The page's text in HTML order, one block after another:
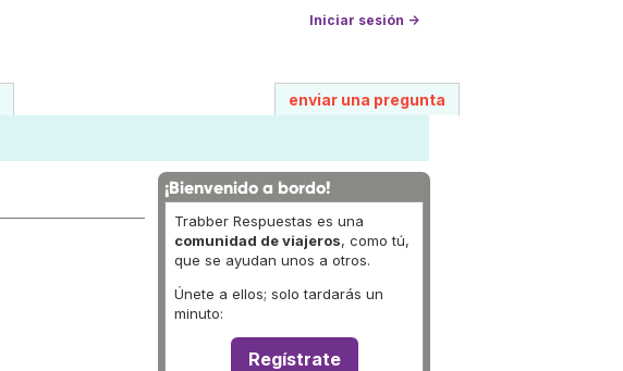
Iniciar sesión →
enviar una pregunta
¡Bienvenido a bordo!
Trabber Respuestas es una
comunidad de viajeros, como tú,
que se ayudan unos a otros.
Únete a ellos; solo tardarás un
minuto:
Regístrate